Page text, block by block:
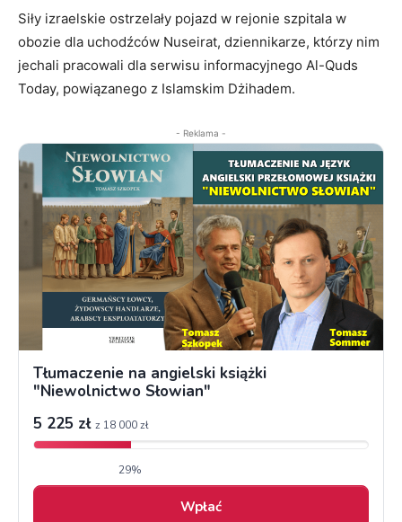
Siły izraelskie ostrzelały pojazd w rejonie szpitala w
obozie dla uchodźców Nuseirat, dziennikarze, którzy nim
jechali pracowali dla serwisu informacyjnego Al-Quds
Today, powiązanego z Islamskim Dżihadem.
- Reklama -